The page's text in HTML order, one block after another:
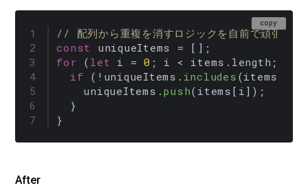
copy
// 配列から重複を消すロジックを自前で頑張って
const
for ( let i = 0 ; i < items. length ;
if (!uniqueItems. includes
    uniqueItems.
push(items[i]);
  }
}
After